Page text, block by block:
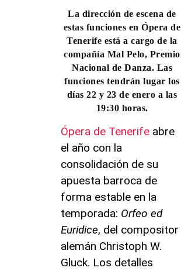
La dirección de escena de
estas funciones enÓpera de
Tenerife está a cargo de la
compañía Mal Pelo, Premio
Nacional de Danza. Las
funciones tendrán lugar los
días 22 y 23 de enero a las
19:30 horas.
Ópera de Tenerife abre
el año con la
consolidación de su
apuesta barroca de
forma estable en la
temporada: Orfeo ed
Euridice, del compositor
alemán Christoph W.
Gluck. Los detalles